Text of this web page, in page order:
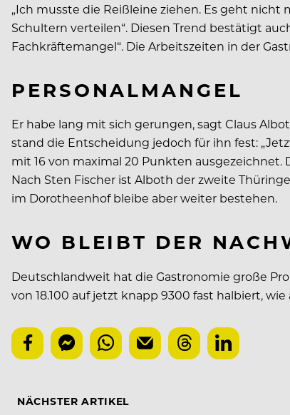
„Ich musste die Reißleine ziehen. Es geht
Schultern verteilen“. Diesen Trend bestätigt
Fachkräftemangel“. Die Arbeitszeiten in der
PERSONALMANGEL
Er habe lang mit sich gerungen, sagt Claus
stand die Entscheidung jedoch für ihn fest:
mit 16 von maximal 20 Punkten
Nach Sten Fischer ist Alboth der zweite
im Dorotheenhof bleibe aber weiter bestehen.
WO BLEIBT DER
Deutschlandweit hat die Gastronomie große
von 18.100 auf jetzt knapp 9300 fast halbiert,
NÄCHSTER ARTIKEL